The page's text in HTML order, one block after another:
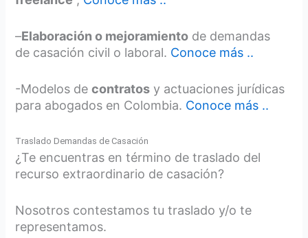
–Elaboración o mejoramiento de demandas
de casación civil o laboral. Conoce más ..
-Modelos decontratos y actuaciones jurídicas
para abogados en Colombia. Conoce más ..
Traslado Demandas de Casación
¿Te encuentras en término de traslado del
recurso extraordinario de casación?
Nosotros contestamos tu traslado y/o te
representamos.